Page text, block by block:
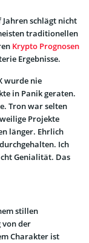
schlägt nicht
traditionellen
Krypto Prognosen
Ergebnisse.
wurde nie
in Panik geraten.
Tron war selten
Projekte
länger. Ehrlich
Ich
Genialität. Das
stillen
von der
Charakter ist